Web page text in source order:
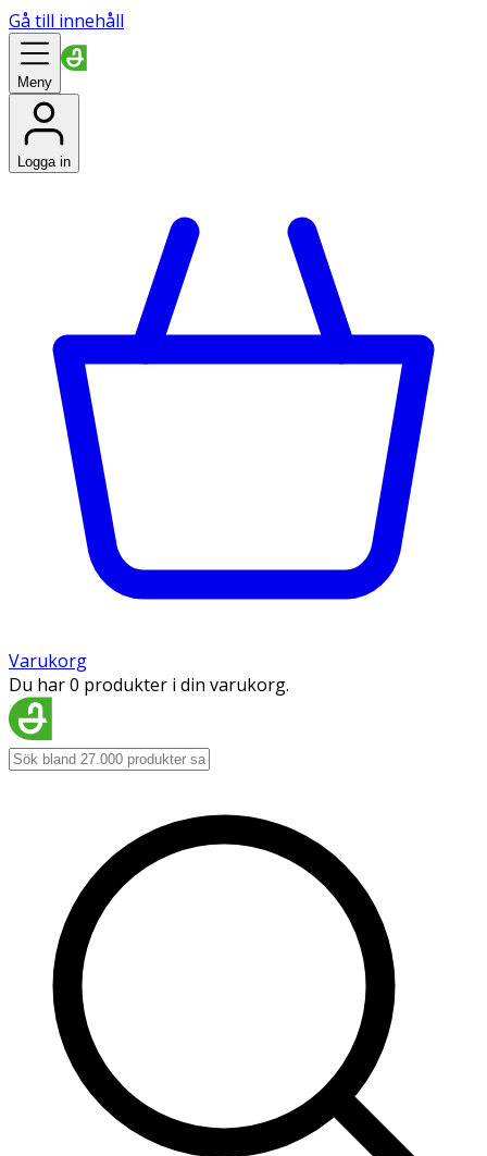
Gå till innehåll
Meny
Logga in
Varukorg
Du har 0 produkter i din varukorg.